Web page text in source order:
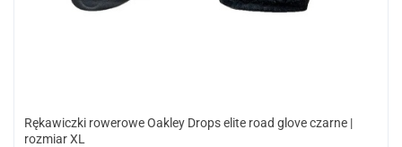
Rękawiczki rowerowe Oakley Drops elite road glove czarne |
rozmiar XL